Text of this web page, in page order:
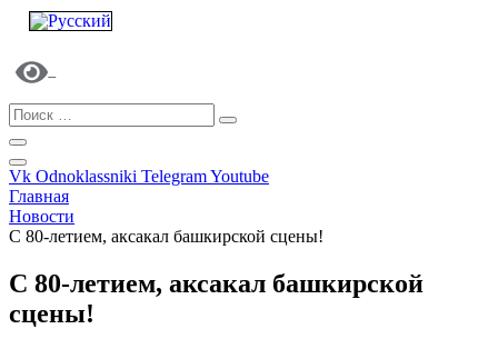
Vk Odnoklassniki TelegramYoutube
Главная
Новости
С 80-летием, аксакал башкирской сцены!
С 80-летием, аксакал башкирской
сцены!